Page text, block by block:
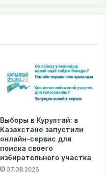
te
Выборы в Курултай: в
Казахстане запустили
онлайн-сервис для
поиска своего
избирательного участка
07.08.2026